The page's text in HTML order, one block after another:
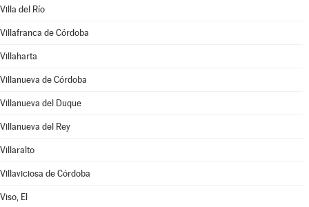
Villa del Río
Villafranca de Córdoba
Villaharta
Villanueva de Córdoba
Villanueva del Duque
Villanueva del Rey
Villaralto
Villaviciosa de Córdoba
Viso, El